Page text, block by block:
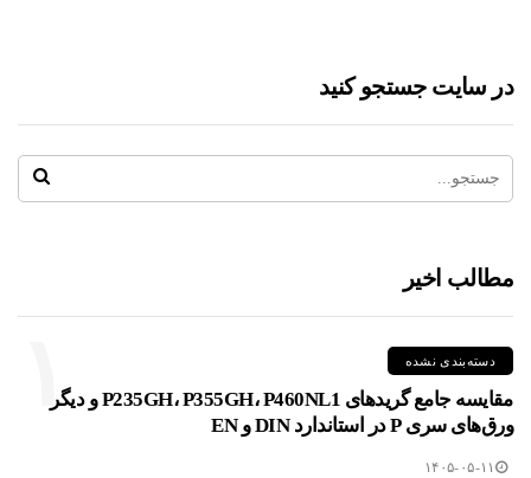
در سایت جستجو کنید
مطالب اخیر
۱ دسته‌بندی نشده
مقایسه جامع گریدهای P235GH، P355GH، P460NL1 و دیگر
ورق‌های سری P در استاندارد DIN و EN
۱۴۰۵-۰۵-۱۱